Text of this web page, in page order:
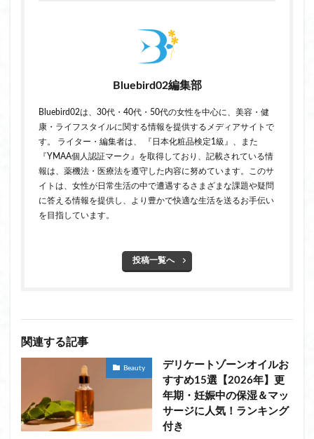
Bluebird02編集部
Bluebird02は、30代・40代・50代の女性を中心に、美容・健
康・ライフスタイルに関する情報を提供するメディアサイトで
す。 ライター・編集者は、 『日本化粧品検定1級』、また
『YMAA個人認証マーク』を取得しており、記載されている情
報は、薬機法・医療法を遵守した内容に努めています。このサ
イトは、女性が日常生活の中で遭遇するさまざまな課題や疑問
に答える情報を提供し、より豊かで快適な生活を送るお手伝い
を目指しています。
投稿一覧へ
関連する記事
Beauty
デリケートゾーンオイルお
すすめ15選【2026年】更
年期・妊娠中の保湿＆マッ
サージに人気！ランキング
付き